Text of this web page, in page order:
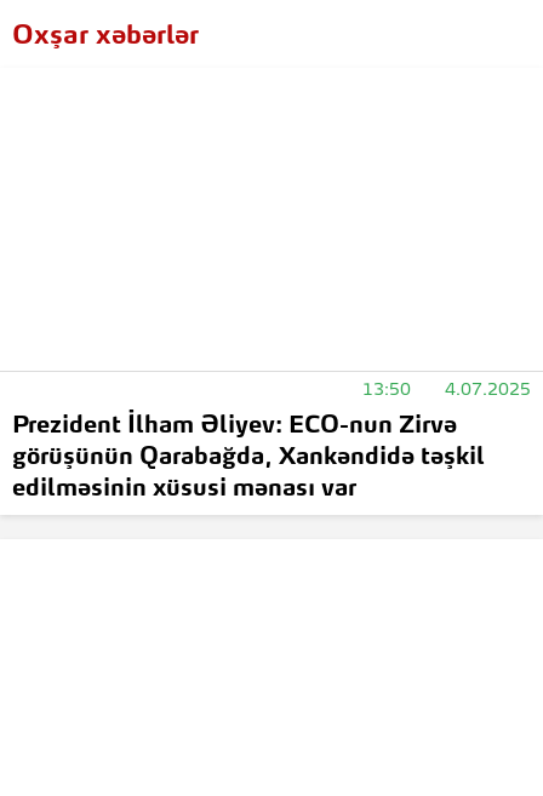
Oxşar xəbərlər
13:50 4.07.2025
Prezident İlham Əliyev: ECO-nun Zirvə
görüşünün Qarabağda, Xankəndidə təşkil
edilməsinin xüsusi mənası var